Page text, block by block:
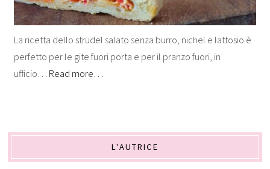
La ricetta dello strudel salato senza burro, nichel e lattosio è
perfetto per le gite fuori porta e per il pranzo fuori, in
ufficio… Read more…
L'AUTRICE